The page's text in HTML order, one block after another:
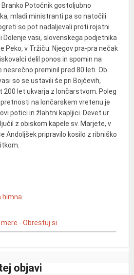
Branko Potočnik gostoljubno
mladi ministranti pa so natočili
so pot nadaljevali proti rojstni
Dolenje vasi, slovenskega podjetnika
Peko, v Tržiču. Njegov pra-pra nečak
delil ponos in spomin na
nesrečno preminil pred 80 leti. Ob
so se ustavili še pri Bojčevih,
200 let ukvarja z lončarstvom. Poleg
na lončarskem vretenu je
potici in žlahtni kapljici. Devet ur
z obiskom kapele sv. Marjete, v
Andoljšek pripravilo kosilo z ribniško
himna
objavi